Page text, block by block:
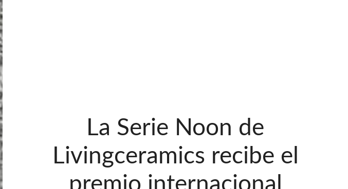
La Serie Noon de
Livingceramics recibe el